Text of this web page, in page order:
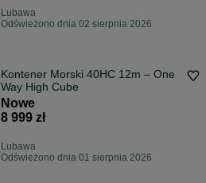
Lubawa
Odświeżono dnia 02 sierpnia 2026
Kontener Morski 40HC 12m – One
Way High Cube
Nowe
8 999 zł
Lubawa
Odświeżono dnia 01 sierpnia 2026